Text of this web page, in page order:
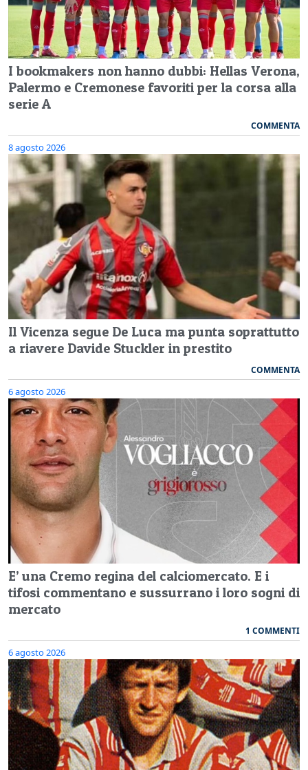
I bookmakers non hanno dubbi: Hellas Verona,
Palermo e Cremonese favoriti per la corsa alla
serie A
COMMENTA
8 agosto 2026
Il Vicenza segue De Luca ma punta soprattutto
a riavere Davide Stuckler in prestito
COMMENTA
6 agosto 2026
E’ una Cremo regina del calciomercato. E i
tifosi commentano e sussurrano i loro sogni di
mercato
1 COMMENTI
6 agosto 2026